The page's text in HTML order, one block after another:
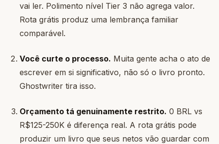
vai ler. Polimento nível Tier 3 não agrega valor.
Rota grátis produz uma lembrança familiar
comparável.
Você curte o processo. Muita gente acha o ato de
escrever em si significativo, não só o livro pronto.
Ghostwriter tira isso.
Orçamento tá genuinamente restrito. 0 BRL vs
R$125-250K é diferença real. A rota grátis pode
produzir um livro que seus netos vão guardar com